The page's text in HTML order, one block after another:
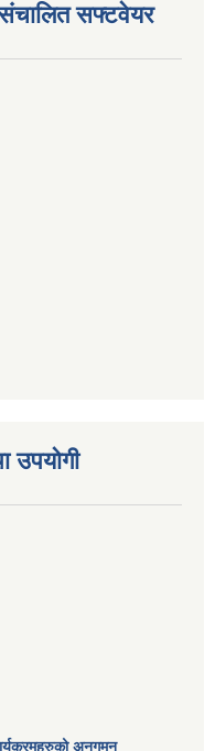
संचालित सफ्टवेयर
उपयोगी
अनुगमन